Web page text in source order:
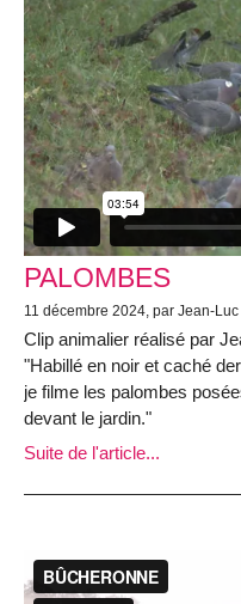
PALOMBES
11 décembre 2024, par Jean-
Clip animalier réalisé par
"Habillé en noir et caché
je filme les palombes
devant le jardin."
Suite de l'article...